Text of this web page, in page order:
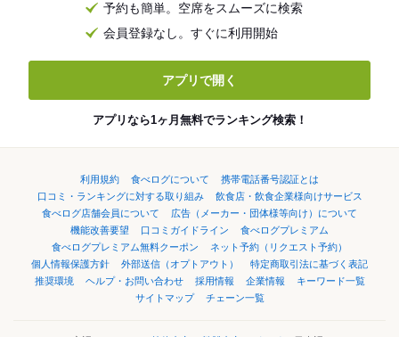
予約も簡単。空席をスムーズに検索
会員登録なし。すぐに利用開始
アプリで開く
アプリなら1ヶ月無料でランキング検索！
利用規約 食べログについて
携帯電話番号認証とは
口コミ・ランキングに対する取り組み
飲食店・飲食企業様向けサービス
食べログ店舗会員について
広告（メーカー・団体様等向け）について
機能改善要望
口コミガイドライン
食べログプレミアム
食べログプレミアム無料クーポン
ネット予約（リクエスト予約）
個人情報保護方針
外部送信（オプトアウト）
特定商取引法に基づく表記
推奨環境
ヘルプ・お問い合わせ 採用情報 企業情報
キーワード一覧
サイトマップ
チェーン一覧